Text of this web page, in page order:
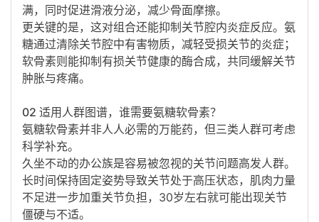
满，同时促进滑液分泌，减少骨面摩擦。
更关键的是，这对组合还能抑制关节腔内炎症反应。氨
糖通过清除关节腔中有害物质，减轻受损关节的炎症；
软骨素则能抑制有损关节健康的酶合成，共同缓解关节
肿胀与疼痛。
02 适用人群图谱，谁需要氨糖软骨素？
氨糖软骨素并非人人必需的万能药，但三类人群可考虑
科学补充。
久坐不动的办公族是容易被忽视的关节问题高发人群。
长时间保持固定姿势导致关节处于高压状态，肌肉力量
不足进一步加重关节负担，30岁左右就可能出现关节
僵硬与不适。